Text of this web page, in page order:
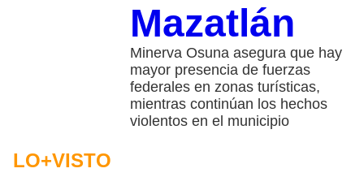
Mazatlán
Minerva Osuna asegura que hay
mayor presencia de fuerzas
federales en zonas turísticas,
mientras continúan los hechos
violentos en el municipio
LO+VISTO